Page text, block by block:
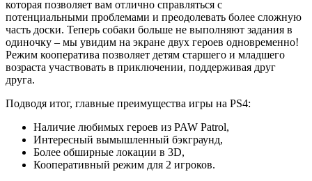
которая позволяет вам отлично справляться с
потенциальными проблемами и преодолевать более сложную
часть доски. Теперь собаки больше не выполняют задания в
одиночку – мы увидим на экране двух героев одновременно!
Режим кооператива позволяет детям старшего и младшего
возраста участвовать в приключении, поддерживая друг
друга.
Подводя итог, главные преимущества игры на PS4:
Наличие любимых героев из PAW Patrol,
Интересный вымышленный бэкграунд,
Более обширные локации в 3D,
Кооперативный режим для 2 игроков.